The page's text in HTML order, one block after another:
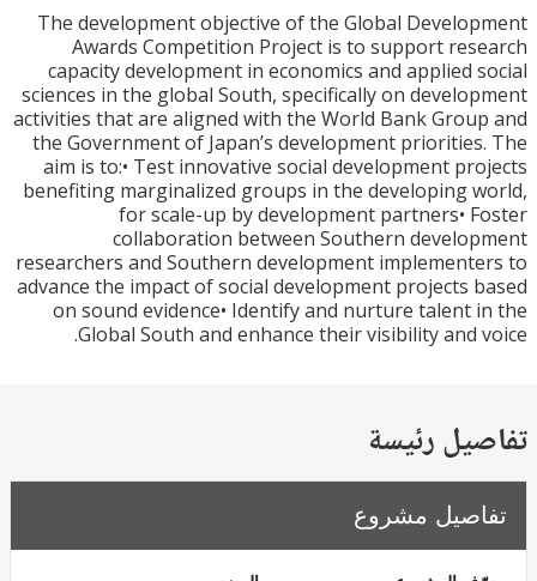
The development objective of the Global
Awards Competition Project is to support
capacity development in economics and applied
sciences in the global South, specifically on
activities that are aligned with the World Bank
the Government of Japan’s development
aim is to:• Test innovative social development
benefiting marginalized groups in the developing
for scale-up by development partners•
collaboration between Southern
researchers and Southern development
advance the impact of social development projects
on sound evidence• Identify and nurture talent
Global South and enhance their visibility and
رئيسة
مشروع